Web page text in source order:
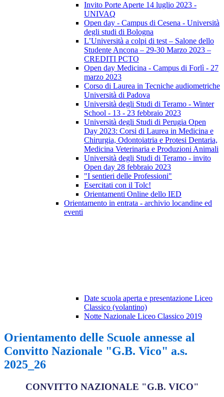
Invito Porte Aperte 14 luglio 2023 -
UNIVAQ
Open day - Campus di Cesena - Università
degli studi di Bologna
L’Università a colpi di test – Salone dello
Studente Ancona – 29-30 Marzo 2023 –
CREDITI PCTO
Open day Medicina - Campus di Forlì - 27
marzo 2023
Corso di Laurea in Tecniche audiometriche
Università di Padova
Università degli Studi di Teramo - Winter
School - 13 - 23 febbraio 2023
Università degli Studi di Perugia Open
Day 2023: Corsi di Laurea in Medicina e
Chirurgia, Odontoiatria e Protesi Dentaria,
Medicina Veterinaria e Produzioni Animali
Università degli Studi di Teramo - invito
Open day 28 febbraio 2023
"I sentieri delle Professioni"
Esercitati con il Tolc!
Orientamenti Online dello IED
Orientamento in entrata - archivio locandine ed
eventi
Date scuola aperta e presentazione Liceo
Classico (volantino)
Notte Nazionale Liceo Classico 2019
Orientamento delle Scuole annesse al
Convitto Nazionale "G.B. Vico" a.s.
2025_26
CONVITTO NAZIONALE "G.B. VICO"